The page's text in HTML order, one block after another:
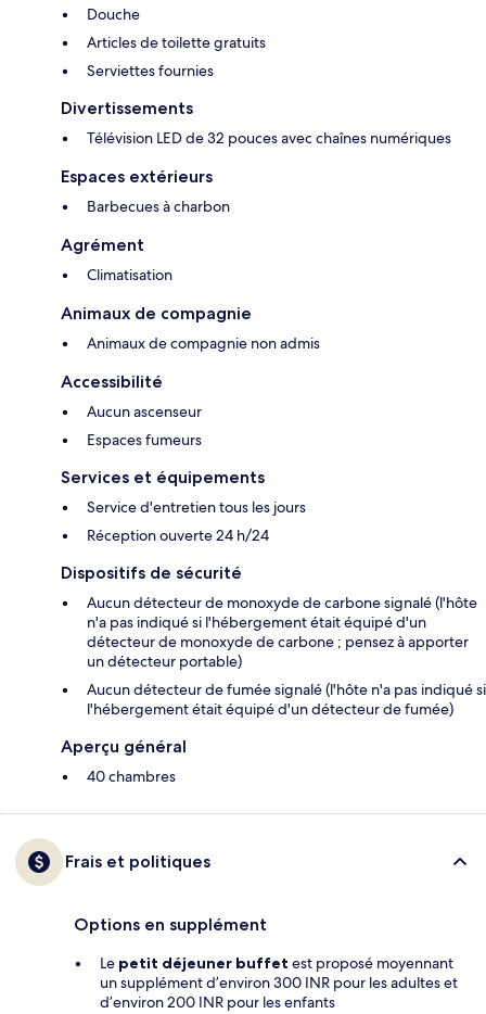
Douche
Articles de toilette gratuits
Serviettes fournies
Divertissements
Télévision LED de 32 pouces avec chaînes numériques
Espaces extérieurs
Barbecues à charbon
Agrément
Climatisation
Animaux de compagnie
Animaux de compagnie non admis
Accessibilité
Aucun ascenseur
Espaces fumeurs
Services et équipements
Service d'entretien tous les jours
Réception ouverte 24 h/24
Dispositifs de sécurité
Aucun détecteur de monoxyde de carbone signalé (l'hôte
n'a pas indiqué si l'hébergement était équipé d'un
détecteur de monoxyde de carbone ; pensez à apporter
un détecteur portable)
Aucun détecteur de fumée signalé (l'hôte n'a pas indiqué si
l'hébergement était équipé d'un détecteur de fumée)
Aperçu général
40 chambres
Frais et politiques
Options en supplément
Le petit déjeuner buffet est proposé moyennant
un supplément d’environ 300 INR pour les adultes et
d’environ 200 INR pour les enfants